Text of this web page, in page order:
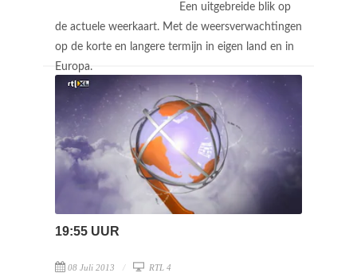
Een uitgebreide blik op
de actuele weerkaart. Met de weersverwachtingen
op de korte en langere termijn in eigen land en in
Europa.
19:55 UUR
08 Juli 2013 RTL 4